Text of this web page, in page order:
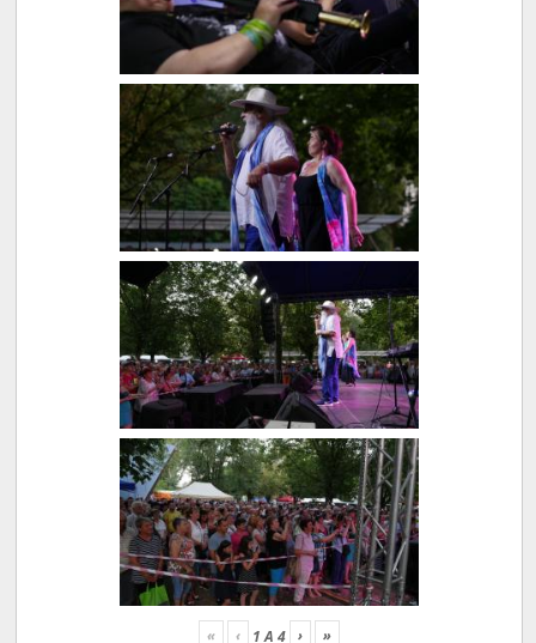
« ‹ 1A 4 › »